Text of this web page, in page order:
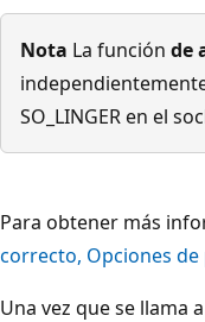
Nota La función de
SO_LINGER en el
Para obtener más
correcto, Opciones
Una vez que se llama